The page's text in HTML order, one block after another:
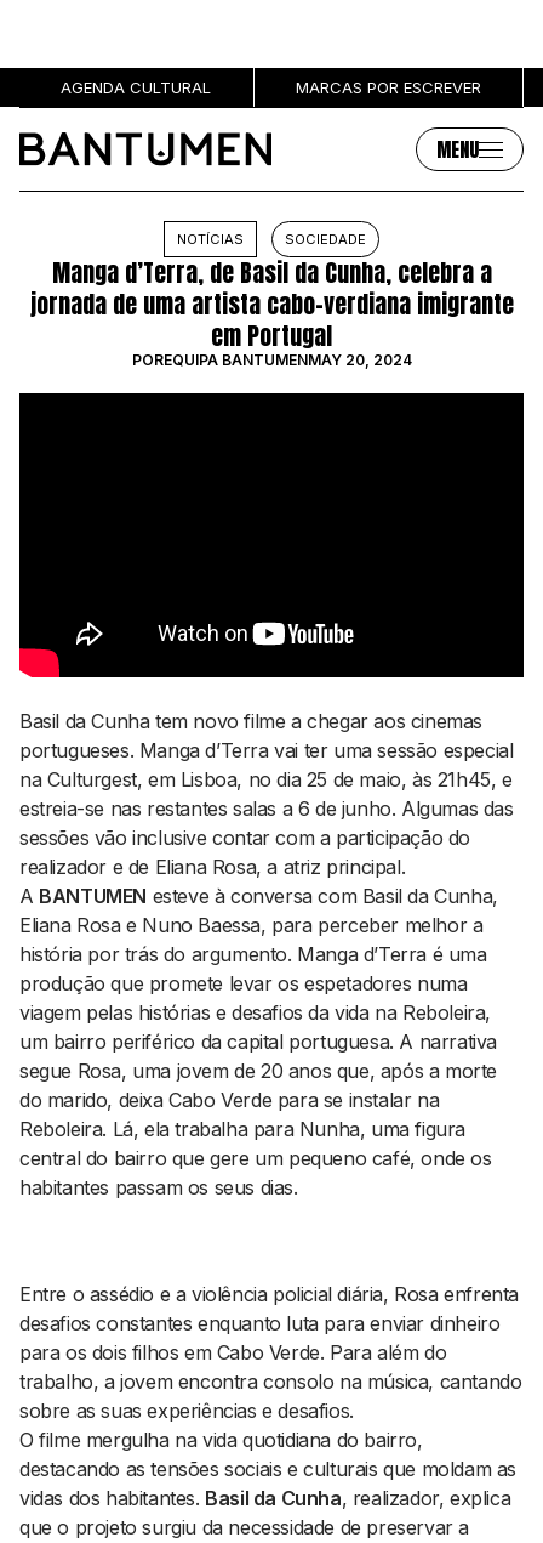
AGENDA CULTURAL MARCAS POR ESCREVER
MENU
MÚSICA
SOCIEDADE
Sobre
SOBRE NÓS
PUBLICIDADE
AUTORES
SUBMETER EVENTOS
IMPACTO
EMPREENDEDORISMO
Contactos
EMAIL
GERAL@BANTUMEN.COM
WHATSAPP
Pesquisar
NOTÍCIAS SOCIEDADE
Manga d’Terra, de Basil da Cunha, celebra a
jornada de uma artista cabo-verdiana imigrante
em Portugal
POREQUIPA BANTUMENMAY 20, 2024
Basil da Cunha tem novo filme a chegar aos cinemas
portugueses. Manga d’Terra vai ter uma sessão especial
na Culturgest, em Lisboa, no dia 25 de maio, às 21h45, e
estreia-se nas restantes salas a 6 de junho. Algumas das
sessões vão inclusive contar com a participação do
realizador e de Eliana Rosa, a atriz principal.
A BANTUMEN esteve à conversa com Basil da Cunha,
Eliana Rosa e Nuno Baessa, para perceber melhor a
história por trás do argumento. Manga d’Terra é uma
produção que promete levar os espetadores numa
viagem pelas histórias e desafios da vida na Reboleira,
um bairro periférico da capital portuguesa. A narrativa
segue Rosa, uma jovem de 20 anos que, após a morte
do marido, deixa Cabo Verde para se instalar na
Reboleira. Lá, ela trabalha para Nunha, uma figura
central do bairro que gere um pequeno café, onde os
habitantes passam os seus dias.
Entre o assédio e a violência policial diária, Rosa enfrenta
desafios constantes enquanto luta para enviar dinheiro
para os dois filhos em Cabo Verde. Para além do
trabalho, a jovem encontra consolo na música, cantando
sobre as suas experiências e desafios.
O filme mergulha na vida quotidiana do bairro,
destacando as tensões sociais e culturais que moldam as
vidas dos habitantes. Basil da Cunha, realizador, explica
que o projeto surgiu da necessidade de preservar a